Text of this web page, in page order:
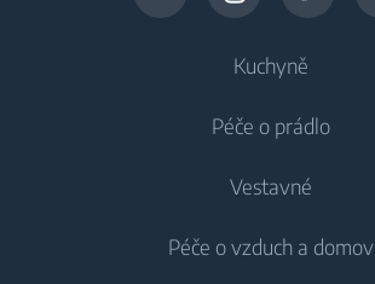
Kuchyně
Chlazení
Lednice
Mrazáky
Péče o prádlo
Pračky
Vestavné
Péče o vzduch a domov